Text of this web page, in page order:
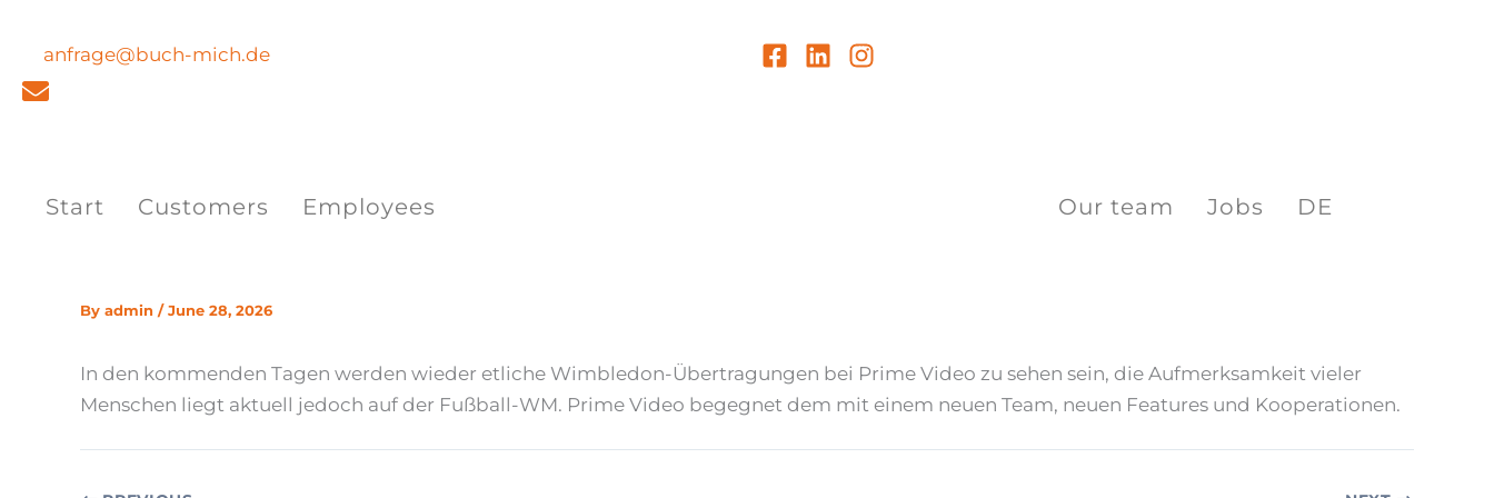
content
anfrage@buch-mich.de
Start Customers Employees Our team Jobs DE
By admin /June 28, 2026
In den kommenden Tagen werden wieder etliche Wimbledon-Übertragungen bei Prime Video zu sehen sein, die Aufmerksamkeit vieler
Menschen liegt aktuell jedoch auf der Fußball-WM. Prime Video begegnet dem mit einem neuen Team, neuen Features und Kooperationen.